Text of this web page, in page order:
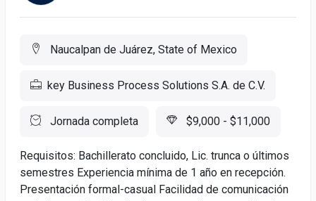
Naucalpan de Juárez, State of Mexico
key Business Process Solutions S.A. de C.V.
Jornada completa $9,000 - $11,000
Requisitos: Bachillerato concluido, Lic. trunca o últimos
semestres Experiencia mínima de 1 año en recepción.
Presentación formal-casual Facilidad de comunicación